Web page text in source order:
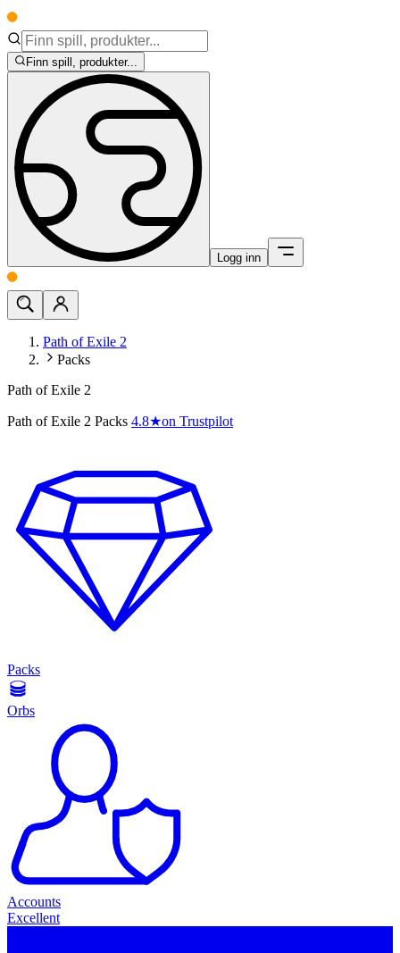
Finn spill, produkter...
Logg inn
Path of Exile 2
Packs
Path of Exile 2
Path of Exile 2 Packs 4.8★on Trustpilot
Packs
Orbs
Accounts
Excellent